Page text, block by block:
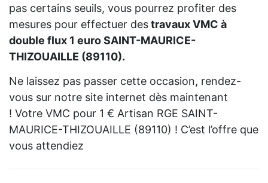
pas certains seuils, vous pourrez profiter des
mesures pour effectuer destravaux VMC à
double flux 1 euro SAINT-MAURICE-
THIZOUAILLE (89110).
Ne laissez pas passer cette occasion, rendez-
vous sur notre site internet dès maintenant
! Votre VMC pour 1 € Artisan RGE SAINT-
MAURICE-THIZOUAILLE (89110) ! C’est l’offre que
vous attendiez